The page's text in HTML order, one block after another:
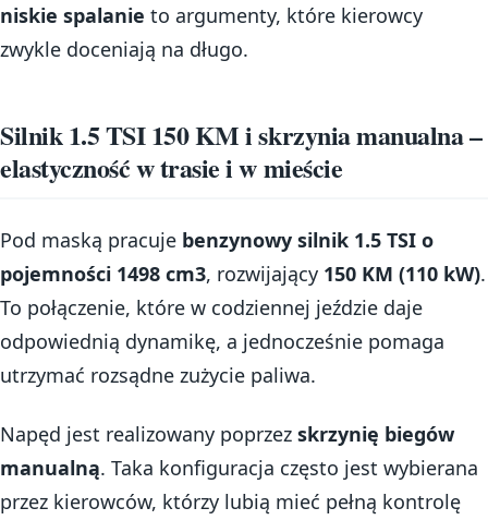
niskie spalanie to argumenty, które kierowcy
zwykle doceniają na długo.
Silnik 1.5 TSI 150 KM i skrzynia manualna –
elastyczność w trasie i w mieście
Pod maską pracuje benzynowy silnik 1.5 TSI o
pojemności 1498 cm3, rozwijający 150 KM (110 kW).
To połączenie, które w codziennej jeździe daje
odpowiednią dynamikę, a jednocześnie pomaga
utrzymać rozsądne zużycie paliwa.
Napęd jest realizowany poprzez skrzynię biegów
manualną. Taka konfiguracja często jest wybierana
przez kierowców, którzy lubią mieć pełną kontrolę